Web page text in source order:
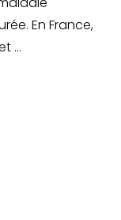
En France,
...